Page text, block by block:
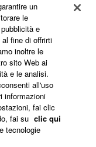
un
le
e
fine di offrirti
inoltre le
sito Web ai
e le analisi.
all'uso
informazioni
fai clic
fai su clic qui
tecnologie